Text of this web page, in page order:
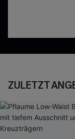
ZULETZT